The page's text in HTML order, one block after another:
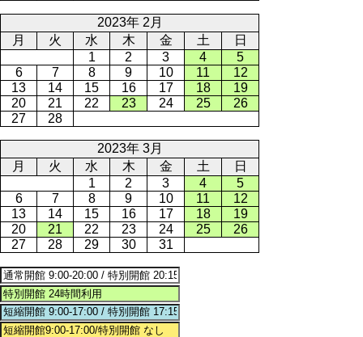
2023年 2月
月
火 水 木 金 土
日
1
2 3 4
5
6
7 8 9 10 11
12
13
14 15 16 17 18
19
20
21 22 23 24 25
26
27
28
2023年 3月
月
火 水 木 金 土
日
1
2 3 4
5
6
7 8 9 10 11
12
13
14 15 16 17 18
19
20
21 22 23 24 25
26
27
28 29 30 31